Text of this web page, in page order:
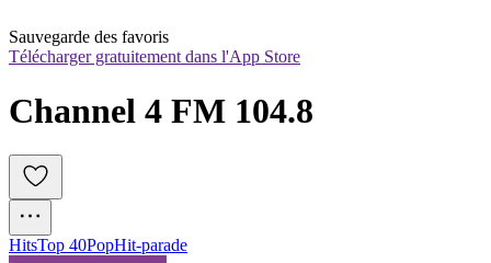
Sauvegarde des favoris
Télécharger gratuitement dans l'App Store
Channel 4 FM 104.8
HitsTop 40PopHit-parade